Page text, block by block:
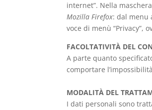
internet”. Nella
Mozilla Firefox: dal menu
voce di menù “Privacy”,
FACOLTATIVITÀ DEL
A parte quanto
comportare
MODALITÀ DEL
I dati personali sono